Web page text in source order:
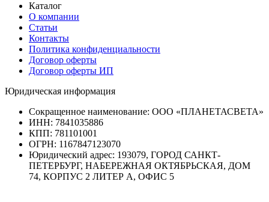
Каталог
О компании
Статьи
Контакты
Политика конфиденциальности
Договор оферты
Договор оферты ИП
Юридическая информация
Сокращенное наименование: ООО «ПЛАНЕТАСВЕТА»
ИНН: 7841035886
КПП: 781101001
ОГРН: 1167847123070
Юридический адрес: 193079, ГОРОД САНКТ-
ПЕТЕРБУРГ, НАБЕРЕЖНАЯ ОКТЯБРЬСКАЯ, ДОМ
74, КОРПУС 2 ЛИТЕР А, ОФИС 5